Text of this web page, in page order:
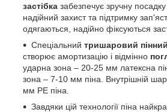
застібка забезпечує зручну
надійний захист та підтримку
одягаються, надійно фіксуються
Спеціальний тришаровий
створює амортизацію і відмінно
ударна зона – 20-25 мм латексна
зона – 7-10 мм піна. Внутрішній
мм PE піна.
Завдяки цій технології піна